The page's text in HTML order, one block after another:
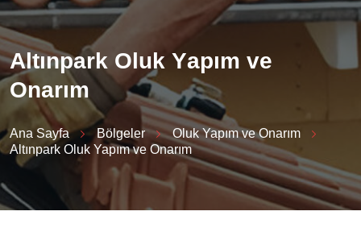
Altınpark Oluk Yapım ve
Onarım
Ana Sayfa Bölgeler
Oluk Yapım ve Onarım
Altınpark Oluk Yapım ve Onarım